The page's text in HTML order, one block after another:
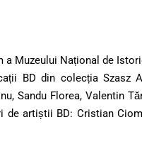
Muzeului Național de
BD din colecția Szasz
Sandu Florea, Valentin
de artiștii BD: Cristian